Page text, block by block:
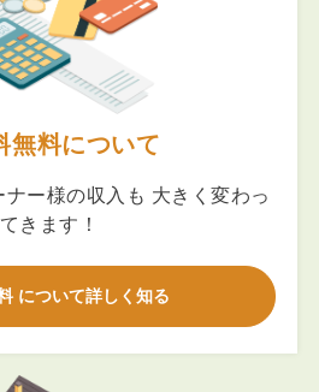
無料について
ー様の収入も 大きく変わっ
てきます！
について詳しく知る